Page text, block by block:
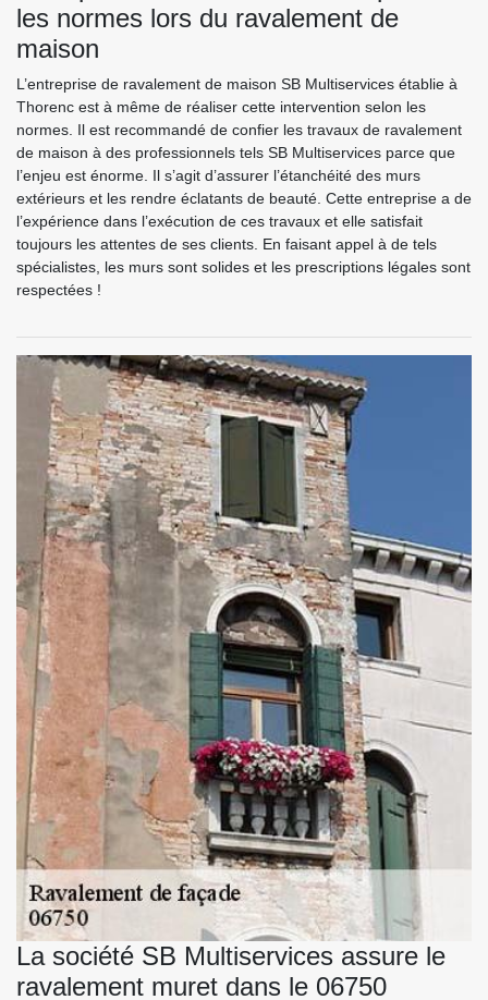
les normes lors du ravalement de
maison
L’entreprise de ravalement de maison SB Multiservices établie à
Thorenc est à même de réaliser cette intervention selon les
normes. Il est recommandé de confier les travaux de ravalement
de maison à des professionnels tels SB Multiservices parce que
l’enjeu est énorme. Il s’agit d’assurer l’étanchéité des murs
extérieurs et les rendre éclatants de beauté. Cette entreprise a de
l’expérience dans l’exécution de ces travaux et elle satisfait
toujours les attentes de ses clients. En faisant appel à de tels
spécialistes, les murs sont solides et les prescriptions légales sont
respectées !
La société SB Multiservices assure le
ravalement muret dans le 06750